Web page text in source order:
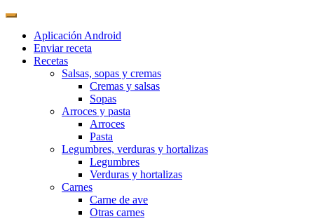
Aplicación Android
Enviar receta
Recetas
Salsas, sopas y cremas
Cremas y salsas
Sopas
Arroces y pasta
Arroces
Pasta
Legumbres, verduras y hortalizas
Legumbres
Verduras y hortalizas
Carnes
Carne de ave
Otras carnes